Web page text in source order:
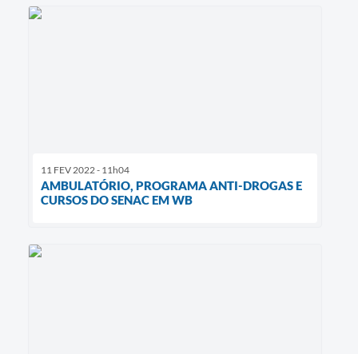
11 FEV 2022 - 11h04
AMBULATÓRIO, PROGRAMA ANTI-DROGAS E
CURSOS DO SENAC EM WB